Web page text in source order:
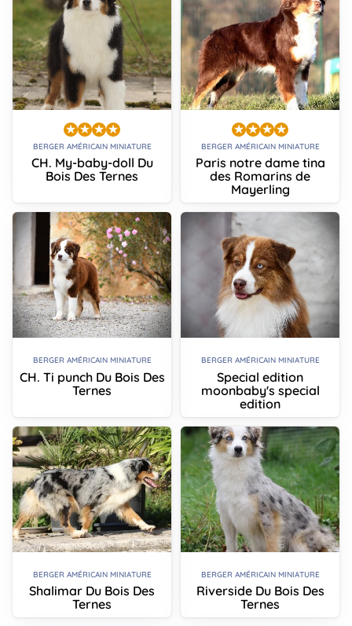
BERGER AMÉRICAIN MINIATURE
CH. My-baby-doll Du
Bois Des Ternes
BERGER AMÉRICAIN MINIATURE
Paris notre dame tina
des Romarins de
Mayerling
BERGER AMÉRICAIN MINIATURE
CH. Ti punch Du Bois Des
Ternes
BERGER AMÉRICAIN MINIATURE
Special edition
moonbaby's special
edition
BERGER AMÉRICAIN MINIATURE
Shalimar Du Bois Des
Ternes
BERGER AMÉRICAIN MINIATURE
Riverside Du Bois Des
Ternes